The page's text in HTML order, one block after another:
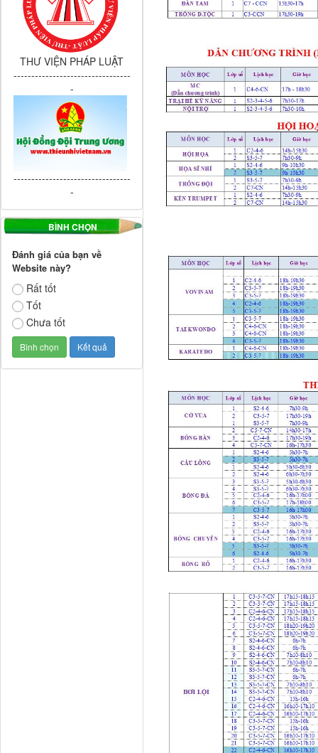
THƯ VIỆN PHÁP LUẬT
---------------------------------
-
---------------------------------
-
BÌNH CHỌN
Đánh giá của bạn về
Website này?
Rất tốt
Tốt
Chưa tốt